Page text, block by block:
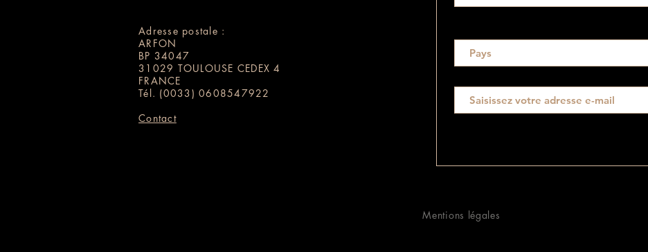
Adresse postale :
ARFON
BP 34047
31029 TOULOUSE CEDEX 4
FRANCE
Tél. (0033) 0608547922
Contact
Mentions légales